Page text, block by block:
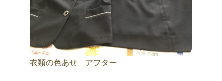
衣類の色あせ アフター